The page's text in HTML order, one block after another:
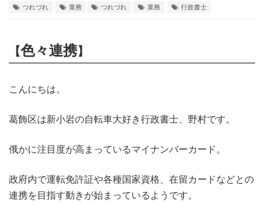
つれづれ 業務 つれづれ 業務 行政書士
【色々連携】
こんにちは。
葛飾区は新小岩の自転車大好き行政書士、野村です。
俄かに注目度が高まっているマイナンバーカード。
政府内で運転免許証や各種国家資格、在留カードなどとの
連携を目指す動きが始まっているようです。